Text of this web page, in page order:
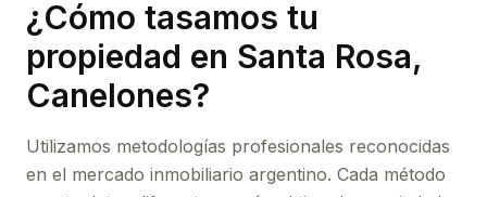
¿Cómo tasamos tu
propiedad en Santa Rosa,
Canelones?
Utilizamos metodologías profesionales reconocidas
en el mercado inmobiliario argentino. Cada método